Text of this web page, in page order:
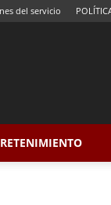
del servicio